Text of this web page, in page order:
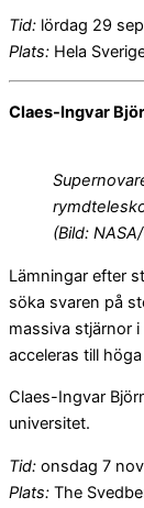
Tid: lördag 29
Plats: Hela
Claes-Ingvar
(Bild:
Lämningar efter
söka svaren på
massiva stjärnor
acceleras till
Claes-Ingvar
universitet.
Tid: onsdag 7
Plats: The